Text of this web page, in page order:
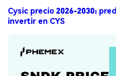
Cysic precio 2026-2030:
invertir en CYS